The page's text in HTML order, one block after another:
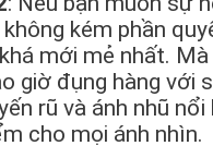
kém phần
mới mẻ nhất.
giờ đụng hàng với
rũ và ánh nhũ nổi
cho mọi ánh nhìn.